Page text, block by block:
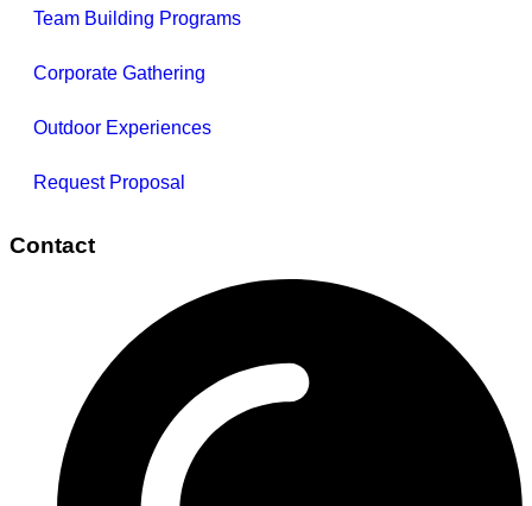
Team Building Programs
Corporate Gathering
Outdoor Experiences
Request Proposal
Contact